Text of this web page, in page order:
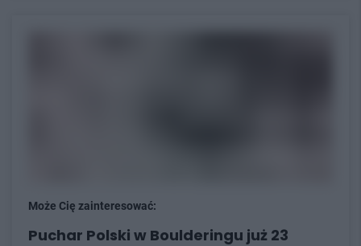
Może Cię zainteresować:
Puchar Polski w Boulderingu już 23